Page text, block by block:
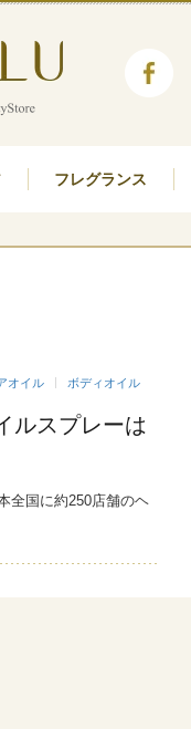
フレグランス
オイル ボディオイル
ルスプレーは
全国に約250店舗のヘ